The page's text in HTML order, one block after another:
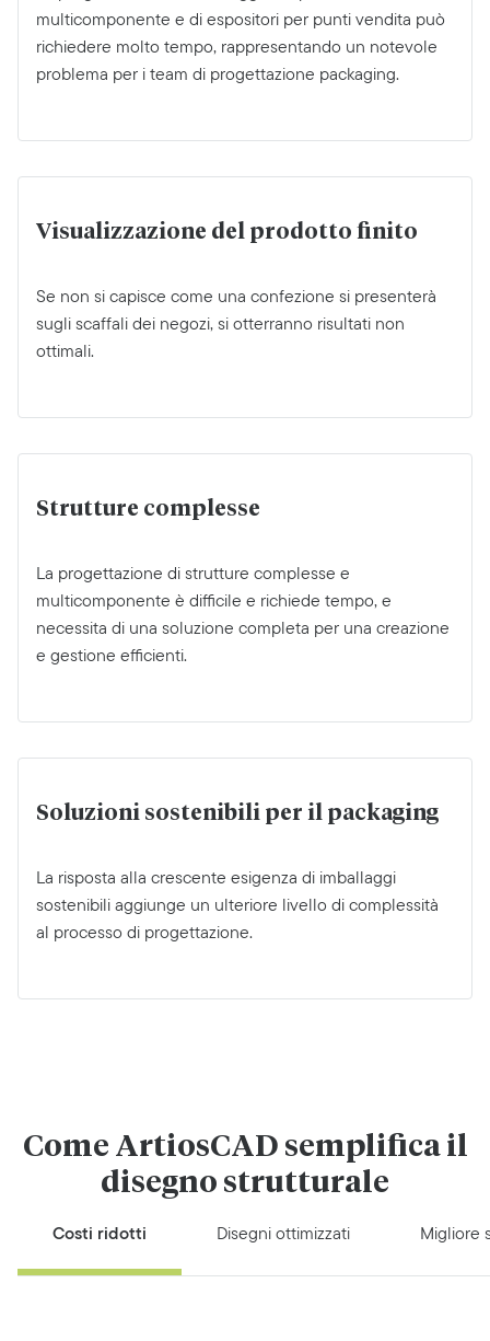
multicomponente e di espositori per punti vendita può
richiedere molto tempo, rappresentando un notevole
problema per i team di progettazione packaging.
Visualizzazione del prodotto finito
Se non si capisce come una confezione si presenterà
sugli scaffali dei negozi, si otterranno risultati non
ottimali.
Strutture complesse
La progettazione di strutture complesse e
multicomponente è difficile e richiede tempo, e
necessita di una soluzione completa per una creazione
e gestione efficienti.
Soluzioni sostenibili per il packaging
La risposta alla crescente esigenza di imballaggi
sostenibili aggiunge un ulteriore livello di complessità
al processo di progettazione.
Come ArtiosCAD semplifica il
disegno strutturale
Costi ridotti Disegni ottimizzati Migliore